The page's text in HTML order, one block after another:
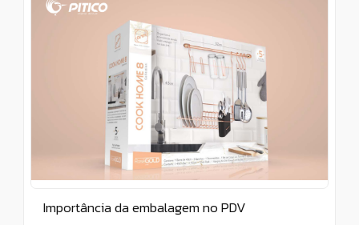
Importância da embalagem no PDV